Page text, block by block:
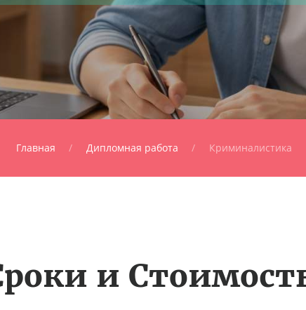
Главная Дипломная работа Криминалистика
и